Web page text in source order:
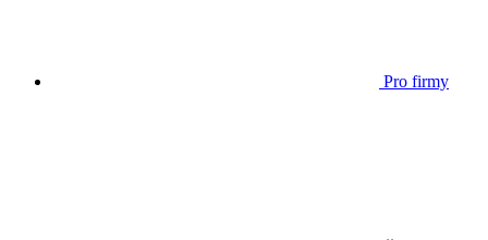
Pro firmy